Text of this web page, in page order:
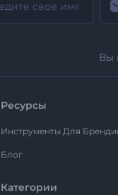
Вы
Ресурсы
Инструменты Для
Блог
Категории